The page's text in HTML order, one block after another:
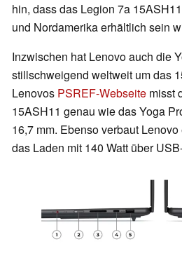
hin, dass das Legion 7a
und Nordamerika erhältlich sein
Inzwischen hat Lenovo auch die
stillschweigend weltweit um das
Lenovos PSREF-Webseite misst
15ASH11 genau wie das Yoga
16,7 mm. Ebenso verbaut
das Laden mit 140 Watt über